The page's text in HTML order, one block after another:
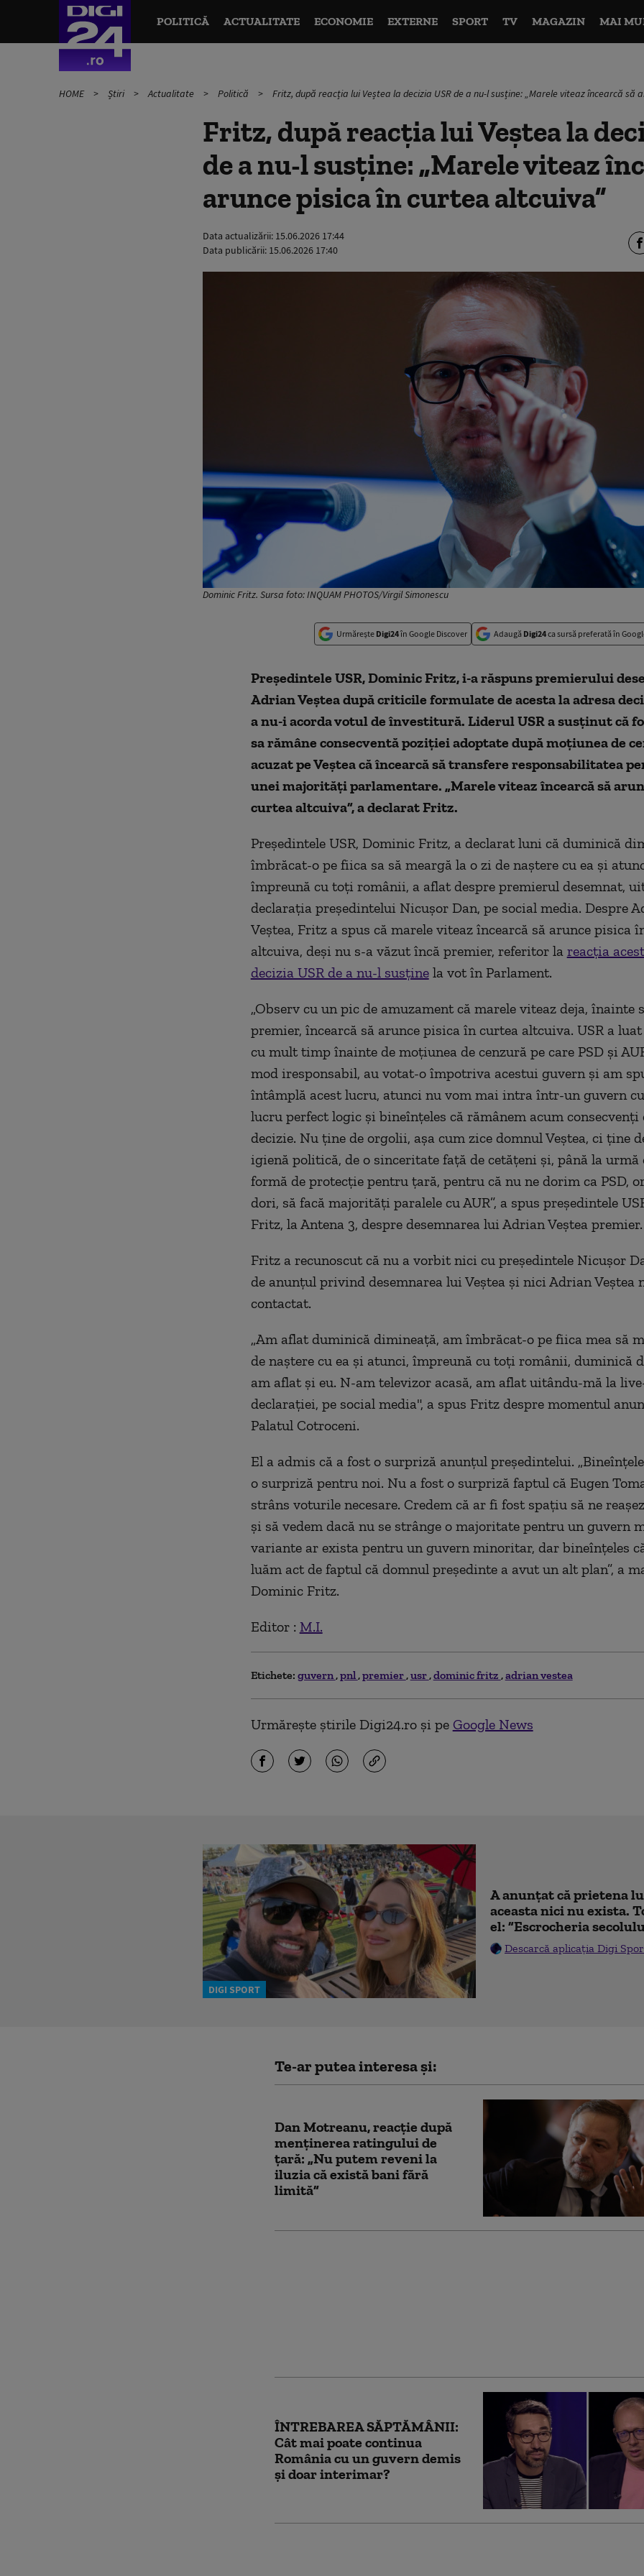
POLITICĂ ACTUALITATE ECONOMIE EXTERNE SPORT TV MAGAZIN MAI
HOME Știri Actualitate Politică Fritz, după reacția lui Veștea la decizia USR de a nu-l susține: „Marele viteaz încearcă să
Fritz, după reacția lui Veștea la
de a nu-l susține: „Marele viteaz
arunce pisica în curtea altcuiva”
Data actualizării: 15.06.2026 17:44
Data publicării: 15.06.2026 17:40
Dominic Fritz. Sursa foto: INQUAM PHOTOS/Virgil Simonescu
Urmărește Digi24în Google Discover Adaugă Digi24ca sursă preferată în
Președintele USR, Dominic Fritz, i-a răspuns premierului
Adrian Veștea după criticile formulate de acesta la adresa
a nu-i acorda votul de învestitură. Liderul USR a susținut că
sa rămâne consecventă poziției adoptate după moțiunea de
acuzat pe Veștea că încearcă să transfere responsabilitatea
unei majorități parlamentare. „Marele viteaz încearcă să
curtea altcuiva”, a declarat Fritz.
Preşedintele USR, Dominic Fritz, a declarat luni că duminică
îmbrăcat-o pe fiica sa să meargă la o zi de naştere cu ea şi
împreună cu toţi românii, a aflat despre premierul desemnat,
declaraţia preşedintelui Nicuşor Dan, pe social media. Despre
Veştea, Fritz a spus că marele viteaz încearcă să arunce pisica
altcuiva, deşi nu s-a văzut încă premier, referitor la reacţia
decizia USR de a nu-l susţinela vot în Parlament.
„Observ cu un pic de amuzament că marele viteaz deja, înainte
premier, încearcă să arunce pisica în curtea altcuiva. USR a
cu mult timp înainte de moţiunea de cenzură pe care PSD şi
mod iresponsabil, au votat-o împotriva acestui guvern şi am
întâmplă acest lucru, atunci nu vom mai intra într-un guvern cu
lucru perfect logic şi bineînţeles că rămânem acum consecvenţi
decizie. Nu ţine de orgolii, aşa cum zice domnul Veştea, ci ţine
igienă politică, de o sinceritate faţă de cetăţeni şi, până la urmă
formă de protecţie pentru ţară, pentru că nu ne dorim ca PSD,
dori, să facă majorităţi paralele cu AUR”, a spus preşedintele
Fritz, la Antena 3, despre desemnarea lui Adrian Veştea premier.
Fritz a recunoscut că nu a vorbit nici cu preşedintele Nicuşor
de anunţul privind desemnarea lui Veştea şi nici Adrian Veştea
contactat.
„Am aflat duminică dimineaţă, am îmbrăcat-o pe fiica mea să
de naştere cu ea şi atunci, împreună cu toţi românii, duminică
am aflat şi eu. N-am televizor acasă, am aflat uitându-mă la
declaraţiei, pe social media", a spus Fritz despre momentul
Palatul Cotroceni.
El a admis că a fost o surpriză anunţul preşedintelui.
o surpriză pentru noi. Nu a fost o surpriză faptul că Eugen
strâns voturile necesare. Credem că ar fi fost spaţiu să ne
şi să vedem dacă nu se strânge o majoritate pentru un guvern
variante ar exista pentru un guvern minoritar, dar bineînţeles
luăm act de faptul că domnul preşedinte a avut un alt plan”, a
Dominic Fritz.
Editor : M.I.
Etichete: guvern pnl premier usr dominic fritz adrian vestea
Urmărește știrile Digi24.ro și pe Google News
DIGI SPORT
A anunțat că prietena
aceasta nici nu exista.
el: ”Escrocheria
Descarcă aplicația Digi
Te-ar putea interesa și:
Dan Motreanu, reacție după
menținerea ratingului de
țară: „Nu putem reveni la
iluzia că există bani fără
limită”
ÎNTREBAREA SĂPTĂMÂNII:
Cât mai poate continua
România cu un guvern demis
și doar interimar?